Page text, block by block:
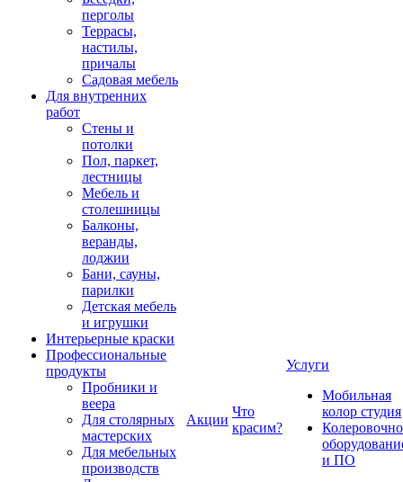
перголы
Террасы,
настилы,
причалы
Садовая мебель
Для внутренних
работ
Стены и
потолки
Пол, паркет,
лестницы
Мебель и
столешницы
Балконы,
веранды,
лоджии
Бани, сауны,
парилки
Детская мебель
и игрушки
Интерьерные краски
Профессиональные
продукты
Пробники и
веера
Для столярных
мастерских
Для мебельных
производств
Акции
Что
красим?
Услуги
Мобильная
колор студия
и ПО